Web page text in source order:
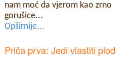
nam moć da vjerom kao zrno
gorušice...
Opširnije...
Priča prva: Jedi vlastiti plod